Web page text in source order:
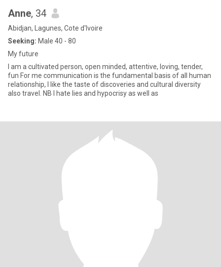
Anne, 34
Abidjan, Lagunes, Cote d'Ivoire
Seeking: Male 40 - 80
My future
I am a cultivated person, open minded, attentive, loving, tender,
fun For me communication is the fundamental basis of all human
relationship, I like the taste of discoveries and cultural diversity
also travel. NB I hate lies and hypocrisy as well as